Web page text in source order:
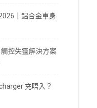
｜鋁合金車身
控失靈解決方案
充唔入？